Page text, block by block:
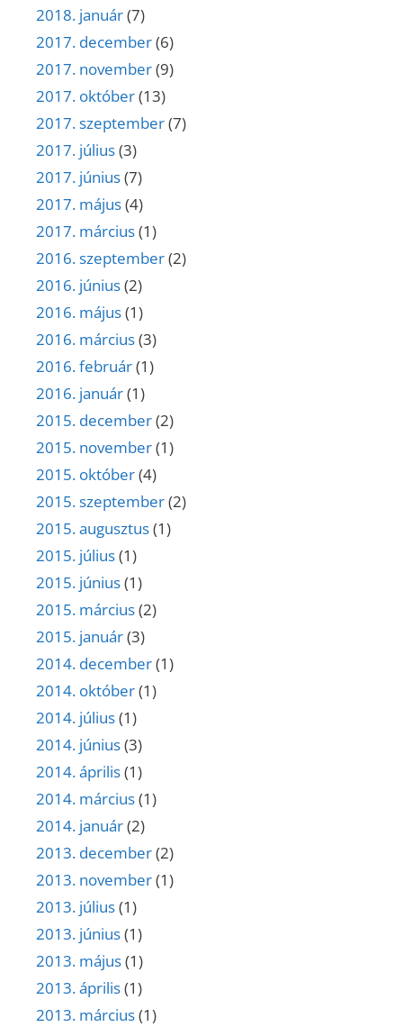
2018. január(7)
2017. december(6)
2017. november(9)
2017. október(13)
2017. szeptember(7)
2017. július(3)
2017. június(7)
2017. május(4)
2017. március(1)
2016. szeptember(2)
2016. június(2)
2016. május(1)
2016. március(3)
2016. február(1)
2016. január(1)
2015. december(2)
2015. november(1)
2015. október(4)
2015. szeptember(2)
2015. augusztus(1)
2015. július(1)
2015. június(1)
2015. március(2)
2015. január(3)
2014. december(1)
2014. október(1)
2014. július(1)
2014. június(3)
2014. április(1)
2014. március(1)
2014. január(2)
2013. december(2)
2013. november(1)
2013. július(1)
2013. június(1)
2013. május(1)
2013. április(1)
2013. március(1)